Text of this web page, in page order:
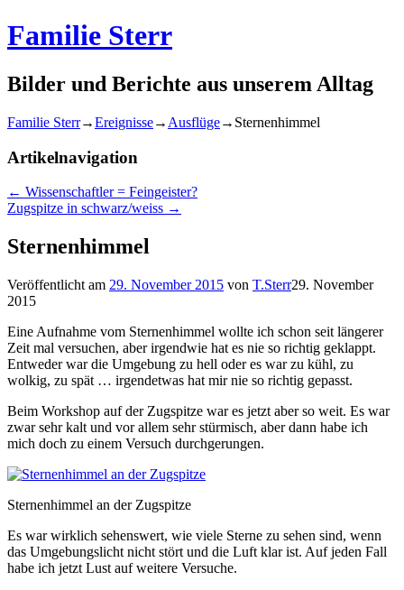
Familie Sterr
Bilder und Berichte aus unserem Alltag
Familie Sterr→Ereignisse→ Ausflüge→ Sternenhimmel
Artikelnavigation
← Wissenschaftler = Feingeister?
Zugspitze in schwarz/weiss →
Sternenhimmel
Veröffentlicht am 29. November 2015 von T.Sterr29. November
2015
Eine Aufnahme vom Sternenhimmel wollte ich schon seit längerer
Zeit mal versuchen, aber irgendwie hat es nie so richtig geklappt.
Entweder war die Umgebung zu hell oder es war zu kühl, zu
wolkig, zu spät … irgendetwas hat mir nie so richtig gepasst.
Beim Workshop auf der Zugspitze war es jetzt aber so weit. Es war
zwar sehr kalt und vor allem sehr stürmisch, aber dann habe ich
mich doch zu einem Versuch durchgerungen.
Sternenhimmel an der Zugspitze
Es war wirklich sehenswert, wie viele Sterne zu sehen sind, wenn
das Umgebungslicht nicht stört und die Luft klar ist. Auf jeden Fall
habe ich jetzt Lust auf weitere Versuche.